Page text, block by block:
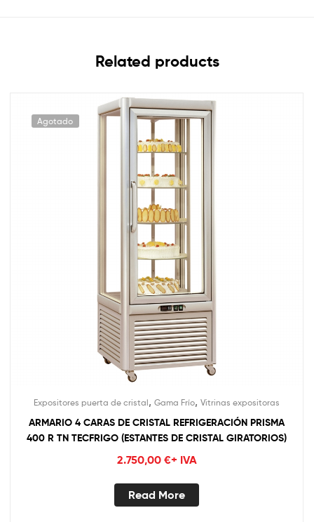
Related products
Agotado
Expositores puerta de cristal, Gama Frío, Vitrinas expositoras
ARMARIO 4 CARAS DE CRISTAL REFRIGERACIÓN PRISMA
400 R TN TECFRIGO (ESTANTES DE CRISTAL GIRATORIOS)
2.750,00 €+ IVA
Read More